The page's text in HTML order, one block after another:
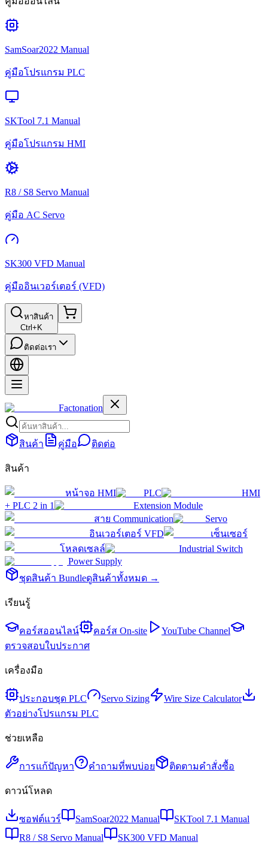
SamSoar2022 Manual
คู่มือโปรแกรม PLC
SKTool 7.1 Manual
คู่มือโปรแกรม HMI
R8 / S8 Servo Manual
คู่มือ AC Servo
SK300 VFD Manual
คู่มืออินเวอร์เตอร์ (VFD)
หาสินค้า
Ctrl+K
ติดต่อเรา
Factonation
สินค้า คู่มือ ติดต่อ
สินค้า
หน้าจอ HMI PLC
HMI
+ PLC 2 in 1
Extension Module
สาย Communication
Servo
อินเวอร์เตอร์ VFD
เซ็นเซอร์
โหลดเซลล์
Industrial Switch
Power Supply
ชุดสินค้า Bundleดูสินค้าทั้งหมด →
เรียนรู้
คอร์สออนไลน์ คอร์ส On-site
YouTube Channel
ตรวจสอบใบประกาศ
เครื่องมือ
ประกอบชุด PLC Servo Sizing
Wire Size Calculator
ตัวอย่างโปรแกรม PLC
ช่วยเหลือ
การแก้ปัญหา คำถามที่พบบ่อย ติดตามคำสั่งซื้อ
ดาวน์โหลด
ซอฟต์แวร์ SamSoar2022 Manual
SKTool 7.1 Manual
R8 / S8 Servo Manual
SK300 VFD Manual